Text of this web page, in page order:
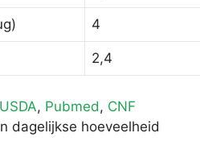
4
2,4
USDA, Pubmed, CNF
dagelijkse hoeveelheid